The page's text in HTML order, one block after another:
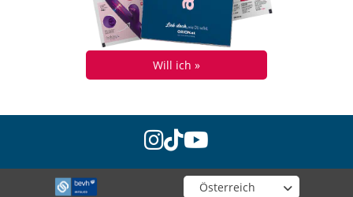
Will ich »
instagram
tiktok
youtube
Wähle deinen Shop